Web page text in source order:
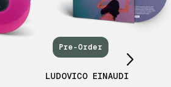
Pre-Order
LUDOVICO EINAUDI
Scroll right